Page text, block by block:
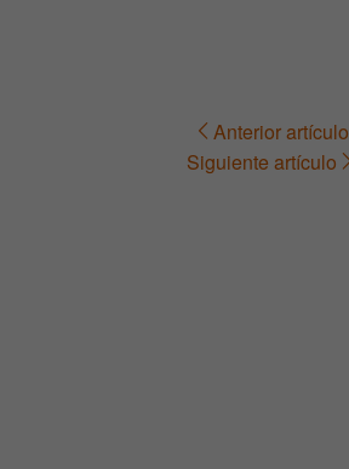
Navegación Anterior artículo
Siguiente artículo